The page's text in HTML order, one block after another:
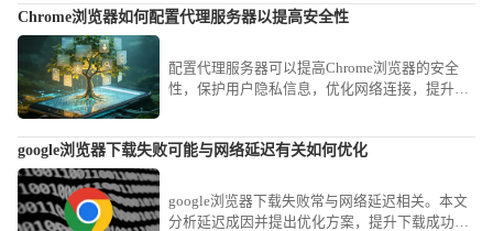
Chrome浏览器如何配置代理服务器以提高安全性
配置代理服务器可以提高Chrome浏览器的安全
性，保护用户隐私信息，优化网络连接，提升网
google浏览器下载失败可能与网络延迟有关如何优化
google浏览器下载失败常与网络延迟相关。本文
分析延迟成因并提出优化方案，提升下载成功率